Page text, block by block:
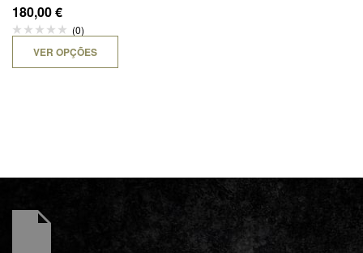
180,00€
(0)
VER OPÇÕES